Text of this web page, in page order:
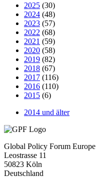
2025 (30)
2024 (48)
2023 (57)
2022 (68)
2021 (59)
2020 (58)
2019 (82)
2018 (67)
2017 (116)
2016 (110)
2015 (6)
2014 und älter
Global Policy Forum Europe
Leostrasse 11
50823 Köln
Deutschland